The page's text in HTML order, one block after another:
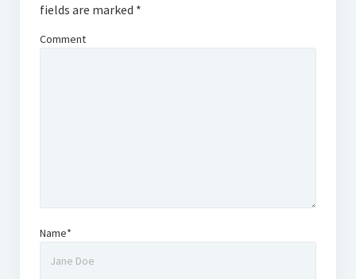
fields are marked *
Comment
Name*